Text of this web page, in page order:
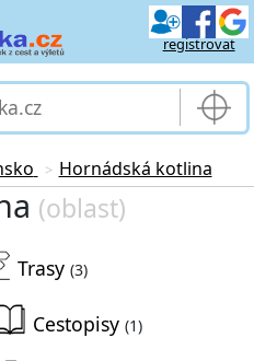
registrovat
> Hornádská kotlina
(oblast)
Trasy (3)
Cestopisy (1)